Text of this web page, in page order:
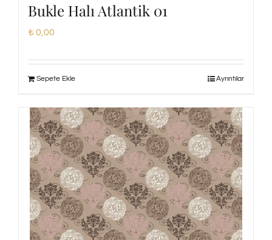
Bukle Halı Atlantik 01
₺0,00
Sepete Ekle Ayrıntılar